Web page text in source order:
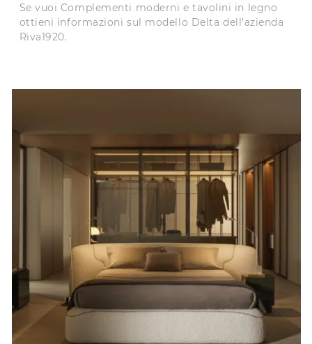
Se vuoi Complementi moderni e tavolini in legno
ottieni informazioni sul modello Delta dell'azienda
Riva1920.